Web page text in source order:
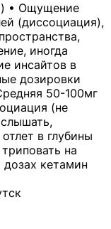
• Ощущение
(диссоциация),
иногда
инсайтов в
дозировки
50-100мг
(не
в глубины
на
кетамин